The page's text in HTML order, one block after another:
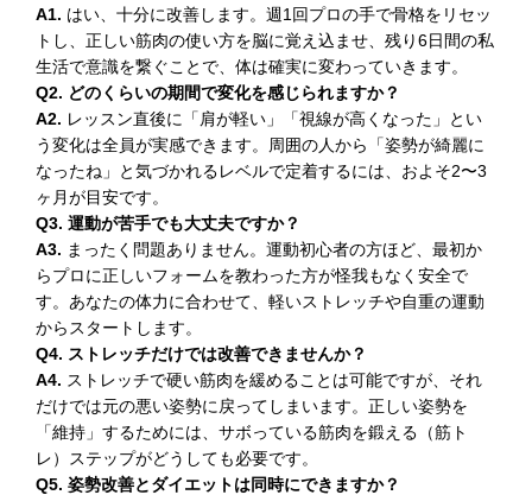
A1. はい、十分に改善します。週1回プロの手で骨格をリセッ
トし、正しい筋肉の使い方を脳に覚え込ませ、残り6日間の私
生活で意識を繋ぐことで、体は確実に変わっていきます。
Q2. どのくらいの期間で変化を感じられますか？
A2. レッスン直後に「肩が軽い」「視線が高くなった」とい
う変化は全員が実感できます。周囲の人から「姿勢が綺麗に
なったね」と気づかれるレベルで定着するには、およそ2〜3
ヶ月が目安です。
Q3. 運動が苦手でも大丈夫ですか？
A3. まったく問題ありません。運動初心者の方ほど、最初か
らプロに正しいフォームを教わった方が怪我もなく安全で
す。あなたの体力に合わせて、軽いストレッチや自重の運動
からスタートします。
Q4. ストレッチだけでは改善できませんか？
A4. ストレッチで硬い筋肉を緩めることは可能ですが、それ
だけでは元の悪い姿勢に戻ってしまいます。正しい姿勢を
「維持」するためには、サボっている筋肉を鍛える（筋ト
レ）ステップがどうしても必要です。
Q5. 姿勢改善とダイエットは同時にできますか？